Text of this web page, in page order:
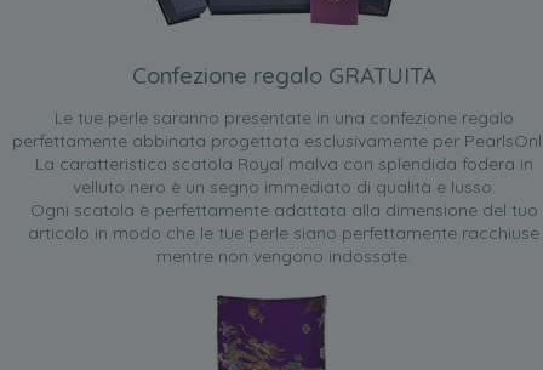
Confezione regalo GRATUITA
Le tue perle saranno presentate in una confezione regalo
perfettamente abbinata progettata esclusivamente per
La caratteristica scatola Royal malva con splendida fodera in
velluto nero è un segno immediato di qualità e lusso.
Ogni scatola è perfettamente adattata alla dimensione del tuo
articolo in modo che le tue perle siano perfettamente racchiuse
mentre non vengono indossate.